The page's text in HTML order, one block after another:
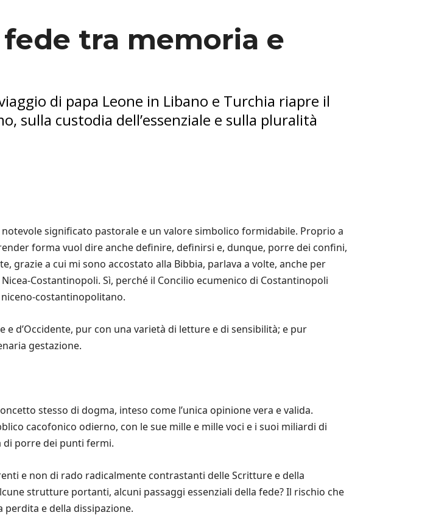
tra memoria e
di papa Leone in Libano e Turchia riapre il
sulla custodia dell’essenziale e sulla pluralità
significato pastorale e un valore simbolico formidabile. Proprio a
forma vuol dire anche definire, definirsi e, dunque, porre dei confini,
grazie a cui mi sono accostato alla Bibbia, parlava a volte, anche per
Costantinopoli. Sì, perché il Concilio ecumenico di Costantinopoli
niceno-costantinopolitano.
d’Occidente, pur con una varietà di letture e di sensibilità; e pur
gestazione.
stesso di dogma, inteso come l’unica opinione vera e valida.
cacofonico odierno, con le sue mille e mille voci e i suoi miliardi di
di porre dei punti fermi.
e non di rado radicalmente contrastanti delle Scritture e della
strutture portanti, alcuni passaggi essenziali della fede? Il rischio che
e della dissipazione.